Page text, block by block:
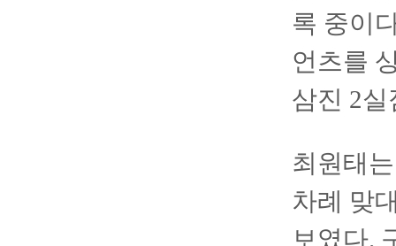
록 중이
언츠를
삼진 2
최원태
차례 맞
보였다.